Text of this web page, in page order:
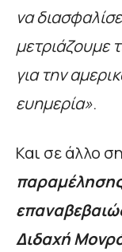
να
μετριάζουμε
για την
ευημερία».
Και σε άλλο
Διδαχή